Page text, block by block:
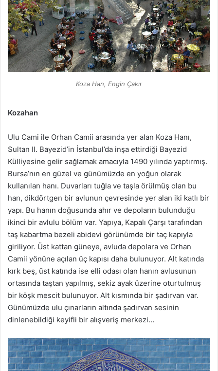
Koza Han, Engin Çakır
Kozahan
Ulu Cami ile Orhan Camii arasında yer alan Koza Hanı,
Sultan II. Bayezid’in İstanbul’da inşa ettirdiği Bayezid
Külliyesine gelir sağlamak amacıyla 1490 yılında yaptırmış.
Bursa’nın en güzel ve günümüzde en yoğun olarak
kullanılan hanı. Duvarları tuğla ve taşla örülmüş olan bu
han, dikdörtgen bir avlunun çevresinde yer alan iki katlı bir
yapı. Bu hanın doğusunda ahır ve depoların bulunduğu
ikinci bir avlulu bölüm var. Yapıya, Kapalı Çarşı tarafından
taş kabartma bezeli abidevi görünümde bir taç kapıyla
giriliyor. Üst kattan güneye, avluda depolara ve Orhan
Camii yönüne açılan üç kapısı daha bulunuyor. Alt katında
kırk beş, üst katında ise elli odası olan hanın avlusunun
ortasında taştan yapılmış, sekiz ayak üzerine oturtulmuş
bir köşk mescit bulunuyor. Alt kısmında bir şadırvan var.
Günümüzde ulu çınarların altında şadırvan sesinin
dinlenebildiği keyifli bir alışveriş merkezi…